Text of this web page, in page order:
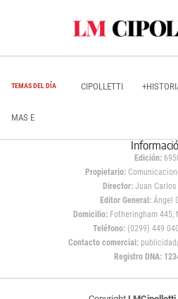
TEMAS DEL DÍA CIPOLLETTI
MAS E
Edición:
Propietario:
Director: Juan Carlos
Editor General:Ángel
Domicilio:Fotheringham 445,
Teléfono: (0299) 449
Contacto comercial:
Registro DNA: